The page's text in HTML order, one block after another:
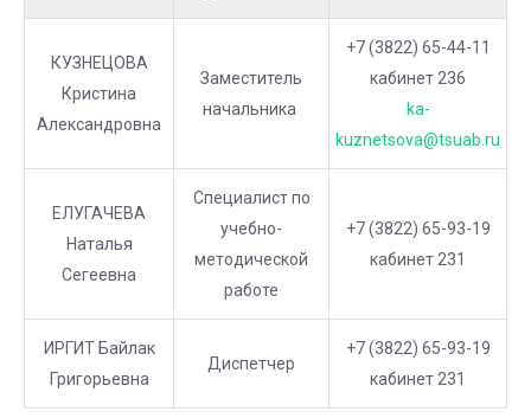
КУЗНЕЦОВА
Кристина
Александровна
Заместитель
начальника
+7 (3822) 65-44-11
кабинет 236
ka-
kuznetsova@tsuab.ru
ЕЛУГАЧЕВА
Наталья
Сегеевна
Специалист по
учебно-
методической
работе
+7 (3822) 65-93-19
кабинет 231
ИРГИТ Байлак
Григорьевна
Диспетчер
+7 (3822) 65-93-19
кабинет 231